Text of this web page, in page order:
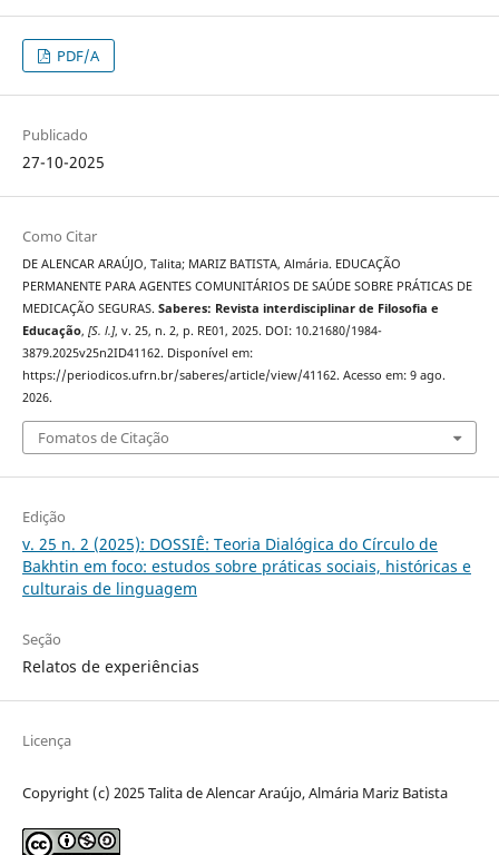
PDF/A
Publicado
27-10-2025
Como Citar
DE ALENCAR ARAÚJO, Talita; MARIZ BATISTA, Almária. EDUCAÇÃO
PERMANENTE PARA AGENTES COMUNITÁRIOS DE SAÚDE SOBRE PRÁTICAS DE
MEDICAÇÃO SEGURAS. Saberes: Revista interdisciplinar de Filosofia e
Educação, [S. l.], v. 25, n. 2, p. RE01, 2025. DOI: 10.21680/1984-
3879.2025v25n2ID41162. Disponível em:
https://periodicos.ufrn.br/saberes/article/view/41162. Acesso em: 9 ago.
2026.
Fomatos de Citação
Edição
v. 25 n. 2 (2025): DOSSIÊ: Teoria Dialógica do Círculo de
Bakhtin em foco: estudos sobre práticas sociais, históricas e
culturais de linguagem
Seção
Relatos de experiências
Licença
Copyright (c) 2025 Talita de Alencar Araújo, Almária Mariz Batista